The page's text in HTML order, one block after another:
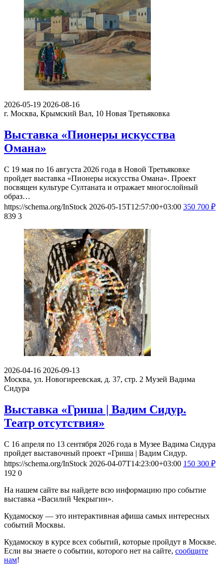
2026-05-19 2026-08-16
г. Москва, Крымский Вал, 10 Новая Третьяковка
Выставка «Пионеры искусства
Омана»
С 19 мая по 16 августа 2026 года в Новой Третьяковке
пройдет выставка «Пионеры искусства Омана». Проект
посвящен культуре Султаната и отражает многослойный
образ…
https://schema.org/InStock 2026-05-15T12:57:00+03:00 350 700 ₽
839 3
2026-04-16 2026-09-13
Москва, ул. Новогиреевская, д. 37, стр. 2 Музей Вадима
Сидура
Выставка «Гриша | Вадим Сидур.
Театр отсутствия»
С 16 апреля по 13 сентября 2026 года в Музее Вадима Сидура
пройдет выставочный проект «Гриша | Вадим Сидур.
https://schema.org/InStock 2026-04-07T14:23:00+03:00 150 300 ₽
192 0
На нашем сайте вы найдете всю информацию про событие
выставка «Василий Чекрыгин».
Кудамоскоу — это интерактивная афиша самых интересных
событий Москвы.
Кудамоскоу в курсе всех событий, которые пройдут в Москве.
Если вы знаете о событии, которого нет на сайте, сообщите
нам!